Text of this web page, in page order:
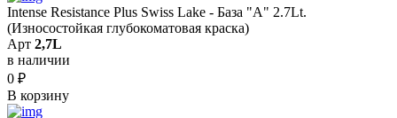
Intense Resistance Plus Swiss Lake - База "A" 2.7Lt.
(Износостойкая глубокоматовая краска)
Арт 2,7L
в наличии
0 ₽
В корзину